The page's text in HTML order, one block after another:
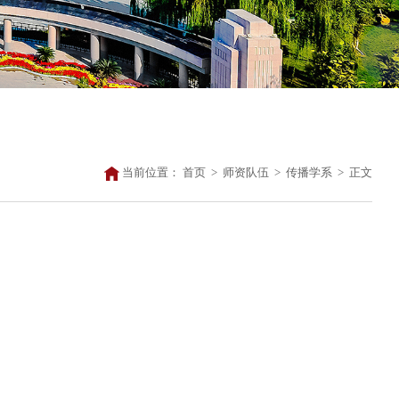
当前位置： 首页 > 师资队伍 > 传播学系 > 正文